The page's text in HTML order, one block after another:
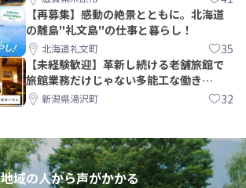
【再募集】感動の絶景とともに。北海道
の離島"礼文島"の仕事と暮らし！
北海道礼文町 35
【未経験歓迎】革新し続ける老舗旅館で
旅館業務だけじゃない多能工な働き
方。 株式会社いせん
新潟県湯沢町 32
地域の人から声がかかる